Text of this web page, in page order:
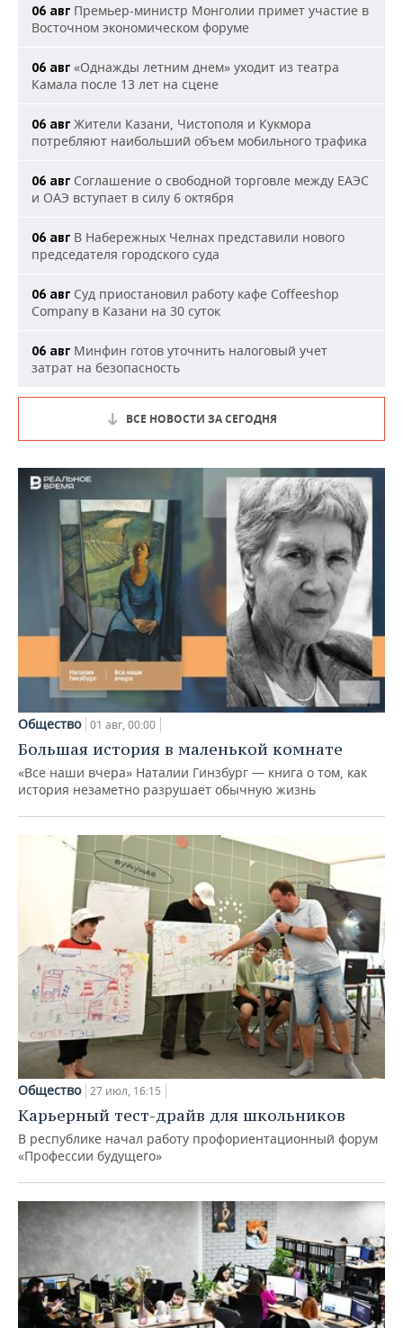
06 авг Премьер-министр Монголии примет участие в
Восточном экономическом форуме
06 авг «Однажды летним днем» уходит из театра
Камала после 13 лет на сцене
06 авг Жители Казани, Чистополя и Кукмора
потребляют наибольший объем мобильного трафика
06 авг Соглашение о свободной торговле между ЕАЭС
и ОАЭ вступает в силу 6 октября
06 авг В Набережных Челнах представили нового
председателя городского суда
06 авг Суд приостановил работу кафе Coffeeshop
Company в Казани на 30 суток
06 авг Минфин готов уточнить налоговый учет
затрат на безопасность
ВСЕ НОВОСТИ ЗА СЕГОДНЯ
Общество 01 авг, 00:00
Большая история в маленькой комнате
«Все наши вчера» Наталии Гинзбург — книга о том, как
история незаметно разрушает обычную жизнь
Общество 27 июл, 16:15
Карьерный тест-драйв для школьников
В республике начал работу профориентационный форум
«Профессии будущего»